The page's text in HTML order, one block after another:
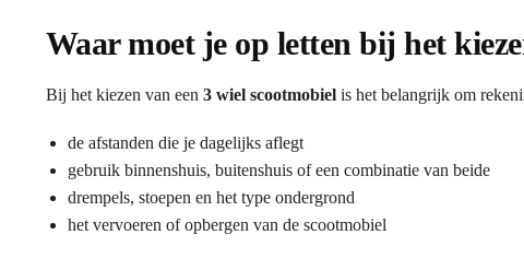
Waar moet je op letten bij het
Bij het kiezen van een 3 wiel scootmobielis het belangrijk om
de afstanden die je dagelijks aflegt
gebruik binnenshuis, buitenshuis of een combinatie van beide
drempels, stoepen en het type ondergrond
het vervoeren of opbergen van de scootmobiel